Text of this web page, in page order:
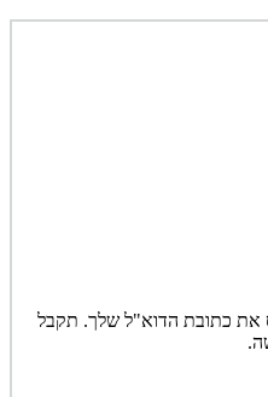
את כתובת הדוא"ל שלך. תקבל